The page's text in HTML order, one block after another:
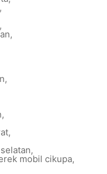
,
,
,
,
,
,
,
mobil cikupa,